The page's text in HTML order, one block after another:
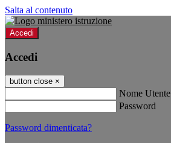
Salta al contenuto
Accedi
Accedi
button close ×
Nome Utente
Password
Password dimenticata?